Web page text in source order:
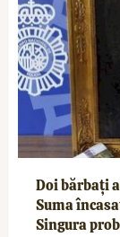
Doi bărbați
Suma
Singura